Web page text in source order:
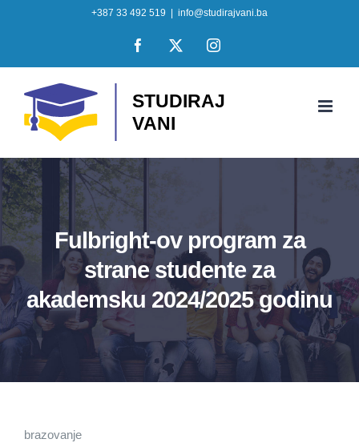
+387 33 492 519 info@studirajvani.ba
Facebook
X Instagram
Fulbright-ov program za
strane studente za
akademsku 2024/2025 godinu
brazovanje